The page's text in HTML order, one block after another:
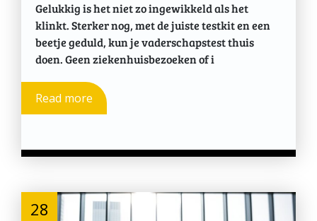
Gelukkig is het niet zo ingewikkeld als het
klinkt. Sterker nog, met de juiste testkit en een
beetje geduld, kun je vaderschapstest thuis
doen. Geen ziekenhuisbezoeken of i
Read more
28